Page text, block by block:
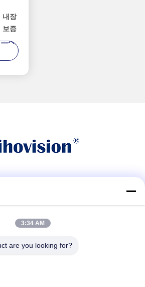
내장
보증
세
3:34 AM
are you looking for?